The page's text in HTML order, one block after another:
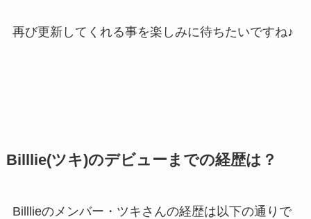
再び更新してくれる事を楽しみに待ちたいですね♪
Billlie(ツキ)のデビューまでの経歴は？
Billlieのメンバー・ツキさんの経歴は以下の通りで